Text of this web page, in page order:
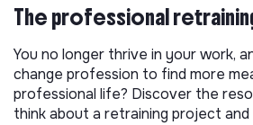
The professional
You no longer thrive in your work,
change profession to find more
professional life? Discover the
think about a retraining project